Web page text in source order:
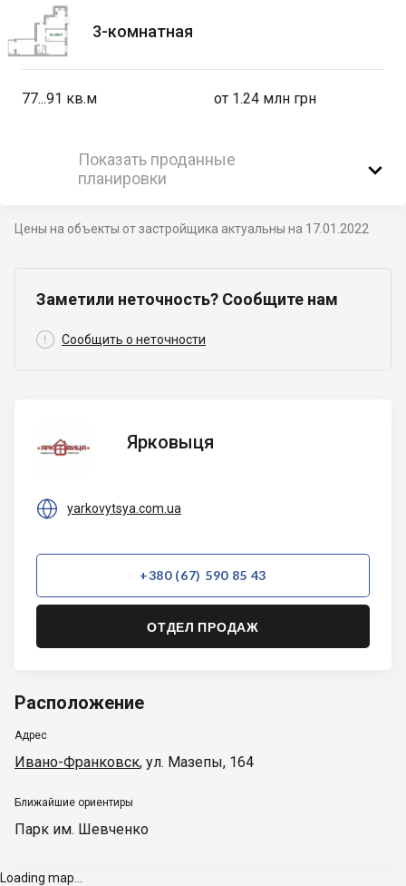
3-комнатная
77...91 кв.м от 1.24 млн грн
Показать проданные
планировки

Цены на объекты от застройщика актуальны на 17.01.2022
Заметили неточность? Сообщите нам
 Сообщить о неточности
Ярковыця
 yarkovytsya.com.ua
+380 (67) 590 85 43
ОТДЕЛ ПРОДАЖ
Расположение
Адрес
Ивано-Франковск, ул. Мазепы, 164
Ближайшие ориентиры
Парк им. Шевченко
Loading map...